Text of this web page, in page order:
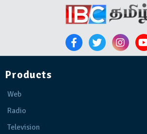
Products
Web
Radio
Television